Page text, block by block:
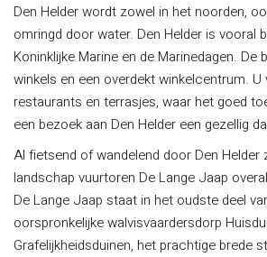
Den Helder wordt zowel in het noorden,
omringd door water. Den Helder is vooral
Koninklijke Marine en de Marinedagen. De
winkels en een overdekt winkelcentrum. U
restaurants en terrasjes, waar het goed
een bezoek aan Den Helder een gezellig
Al fietsend of wandelend door Den Helder
landschap vuurtoren De Lange Jaap
De Lange Jaap staat in het oudste deel
oorspronkelijke walvisvaardersdorp
Grafelijkheidsduinen, het prachtige brede